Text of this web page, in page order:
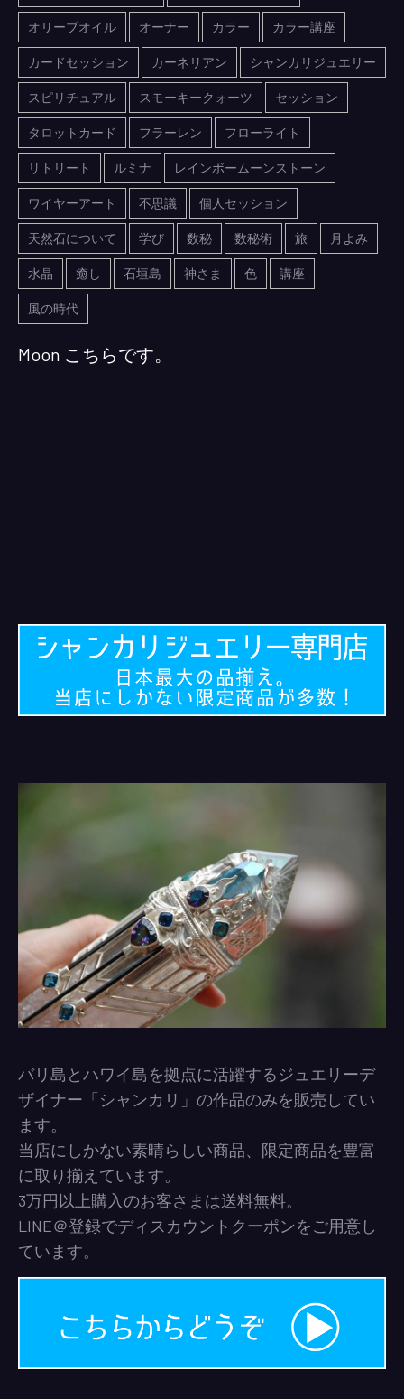
オリーブオイル オーナー カラー カラー講座
カードセッション カーネリアン シャンカリジュエリー
スピリチュアル スモーキークォーツ セッション
タロットカード フラーレン フローライト
リトリート ルミナ レインボームーンストーン
ワイヤーアート 不思議 個人セッション
天然石について 学び 数秘 数秘術 旅 月よみ
水晶 癒し 石垣島 神さま 色 講座
風の時代
Moon こちらです。
バリ島とハワイ島を拠点に活躍するジュエリーデ
ザイナー「シャンカリ」の作品のみを販売してい
ます。
当店にしかない素晴らしい商品、限定商品を豊富
に取り揃えています。
3万円以上購入のお客さまは送料無料。
LINE＠登録でディスカウントクーポンをご用意し
ています。